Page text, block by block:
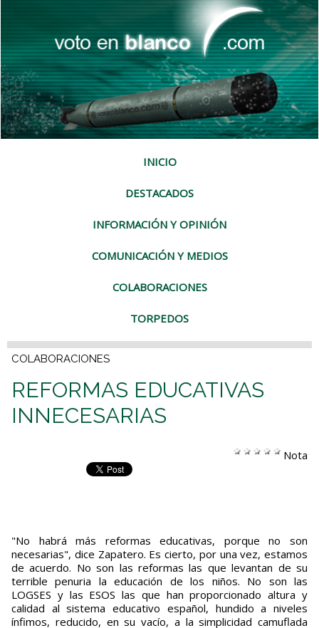
INICIO
DESTACADOS
INFORMACIÓN Y OPINIÓN
COMUNICACIÓN Y MEDIOS
COLABORACIONES
TORPEDOS
COLABORACIONES
REFORMAS EDUCATIVAS
INNECESARIAS
Nota
"No habrá más reformas educativas, porque no son
necesarias", dice Zapatero. Es cierto, por una vez, estamos
de acuerdo. No son las reformas las que levantan de su
terrible penuria la educación de los niños. No son las
LOGSES y las ESOS las que han proporcionado altura y
calidad al sistema educativo español, hundido a niveles
ínfimos, reducido, en su vacío, a la simplicidad camuflada